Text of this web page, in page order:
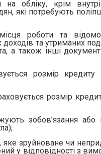
на обліку, крім
які потребують
роботи та
та утриманих
а також інші
розмір
розмір
зобов’язання або
яке зруйноване чи
у відповідності з